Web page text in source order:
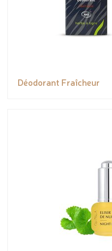
Déodorant Fraîcheur